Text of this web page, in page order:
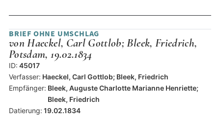
BRIEF OHNE UMSCHLAG
von Haeckel, Carl Gottlob; Bleek, Friedrich,
Potsdam, 19.02.1834
ID: 45017
Verfasser: Haeckel, Carl Gottlob; Bleek, Friedrich
Empfänger: Bleek, Auguste Charlotte Marianne Henriette;
Bleek, Friedrich
Datierung: 19.02.1834